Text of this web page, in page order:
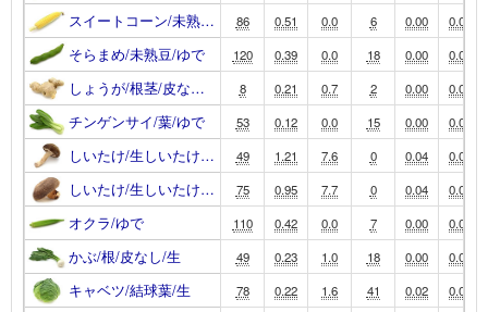
スイートコーン/未熟… 86 0.51 0.0 6 0.00 0.00
そらまめ/未熟豆/ゆで 120 0.39 0.0 18 0.00 0.00
しょうが/根茎/皮な… 8 0.21 0.7 2 0.00 0.00
チンゲンサイ/葉/ゆで 53 0.12 0.0 15 0.00 0.00
しいたけ/生しいたけ… 49 1.21 7.6 0 0.04 0.01
しいたけ/生しいたけ… 75 0.95 7.7 0 0.04 0.01
オクラ/ゆで 110 0.42 0.0 7 0.00 0.00
かぶ/根/皮なし/生 49 0.23 1.0 18 0.00 0.00
キャベツ/結球葉/生 78 0.22 1.6 41 0.02 0.01